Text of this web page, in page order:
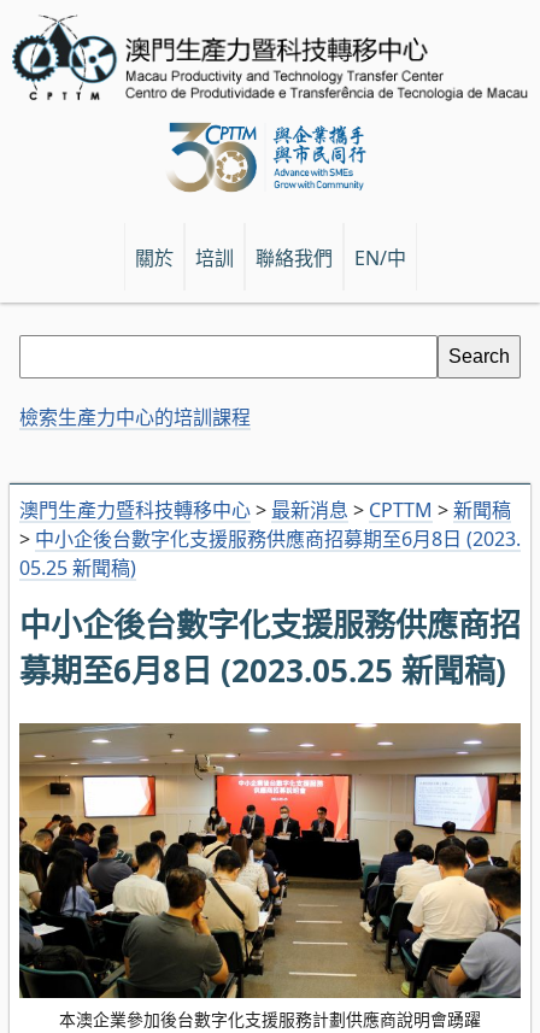
關於 培訓 聯絡我們 EN/中
澳門生產力暨科技轉移中心> 最新消息 > CPTTM >新聞稿
> 中小企後台數字化支援服務供應商招募期至6月8日 (2023.
05.25 新聞稿)
中小企後台數字化支援服務供應商招
募期至6月8日 (2023.05.25 新聞稿)
本澳企業參加後台數字化支援服務計劃供應商說明會踴躍
檢索生產力中心的培訓課程